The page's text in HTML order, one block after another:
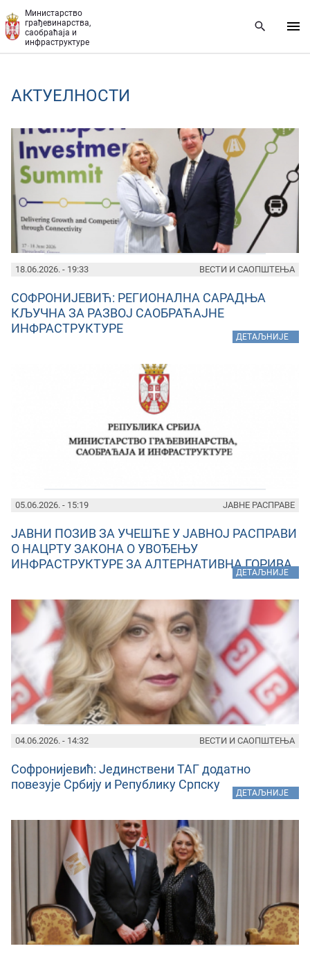
Министарство
грађевинарства,
саобраћаја и
инфраструктуре
AКТУЕЛНОСТИ
18.06.2026. - 19:33
СОФРОНИЈЕВИЋ: РЕГИОНАЛНА САРАДЊА
КЉУЧНА ЗА РАЗВОЈ САОБРАЋАЈНЕ
ИНФРАСТРУКТУРЕ
ДЕТАЉНИЈЕ
ВЕСТИ И САОПШТЕЊА
05.06.2026. - 15:19
ЈАВНИ ПОЗИВ ЗА УЧЕШЋЕ У ЈАВНОЈ РАСПРАВИ
О НАЦРТУ ЗАКОНА О УВОЂЕЊУ
ИНФРАСТРУКТУРЕ ЗА АЛТЕРНАТИВНА ГОРИВА
ДЕТАЉНИЈЕ
ЈАВНЕ РАСПРАВЕ
04.06.2026. - 14:32
Софронијевић: Јединствени ТАГ додатно
повезује Србију и Републику Српску
ДЕТАЉНИЈЕ
ВЕСТИ И САОПШТЕЊА
PAGES